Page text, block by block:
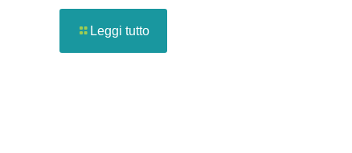
Leggi tutto